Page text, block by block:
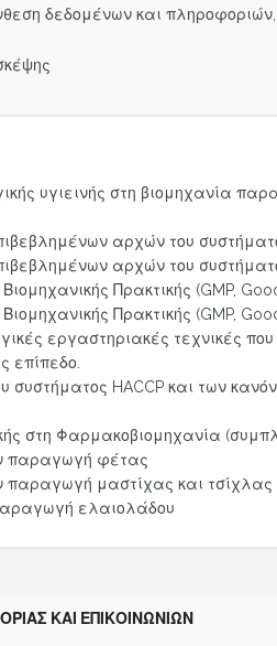
δεδομένων και
υγιεινής στη βιομηχανία
αρχών του
αρχών του συστήματος
Πρακτικής (GMP, Good
Πρακτικής (GMP, Good
εργαστηριακές τεχνικές
επίπεδο.
HACCP και των
στη Φαρμακοβιομηχανία
παραγωγή φέτας
παραγωγή μαστίχας και τσίχλας
ελαιολάδου
ΚΑΙ ΕΠΙΚΟΙΝΩΝΙΩΝ